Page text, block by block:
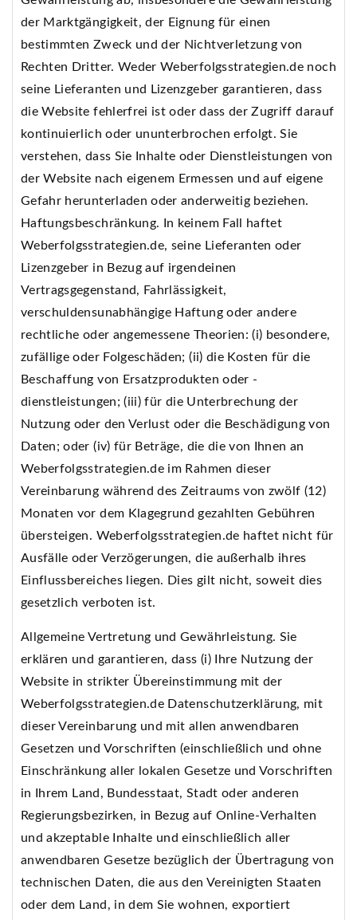
der Marktgängigkeit, der Eignung für einen
bestimmten Zweck und der Nichtverletzung von
Rechten Dritter. Weder Weberfolgsstrategien.de noch
seine Lieferanten und Lizenzgeber garantieren, dass
die Website fehlerfrei ist oder dass der Zugriff darauf
kontinuierlich oder ununterbrochen erfolgt. Sie
verstehen, dass Sie Inhalte oder Dienstleistungen von
der Website nach eigenem Ermessen und auf eigene
Gefahr herunterladen oder anderweitig beziehen.
Haftungsbeschränkung. In keinem Fall haftet
Weberfolgsstrategien.de, seine Lieferanten oder
Lizenzgeber in Bezug auf irgendeinen
Vertragsgegenstand, Fahrlässigkeit,
verschuldensunabhängige Haftung oder andere
rechtliche oder angemessene Theorien: (i) besondere,
zufällige oder Folgeschäden; (ii) die Kosten für die
Beschaffung von Ersatzprodukten oder -
dienstleistungen; (iii) für die Unterbrechung der
Nutzung oder den Verlust oder die Beschädigung von
Daten; oder (iv) für Beträge, die die von Ihnen an
Weberfolgsstrategien.de im Rahmen dieser
Vereinbarung während des Zeitraums von zwölf (12)
Monaten vor dem Klagegrund gezahlten Gebühren
übersteigen. Weberfolgsstrategien.de haftet nicht für
Ausfälle oder Verzögerungen, die außerhalb ihres
Einflussbereiches liegen. Dies gilt nicht, soweit dies
gesetzlich verboten ist.
Allgemeine Vertretung und Gewährleistung. Sie
erklären und garantieren, dass (i) Ihre Nutzung der
Website in strikter Übereinstimmung mit der
Weberfolgsstrategien.de Datenschutzerklärung, mit
dieser Vereinbarung und mit allen anwendbaren
Gesetzen und Vorschriften (einschließlich und ohne
Einschränkung aller lokalen Gesetze und Vorschriften
in Ihrem Land, Bundesstaat, Stadt oder anderen
Regierungsbezirken, in Bezug auf Online-Verhalten
und akzeptable Inhalte und einschließlich aller
anwendbaren Gesetze bezüglich der Übertragung von
technischen Daten, die aus den Vereinigten Staaten
oder dem Land, in dem Sie wohnen, exportiert